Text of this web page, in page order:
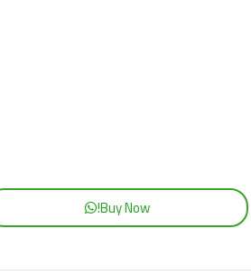
Buy Now!